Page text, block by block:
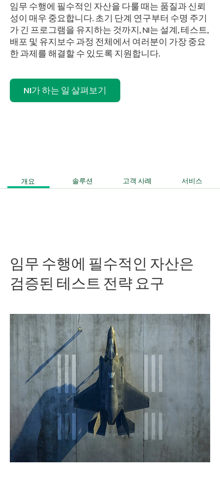
임무 수행에 필수적인 자산을 다룰 때는 품질과 신뢰
성이 매우 중요합니다. 초기 단계 연구부터 수명 주기
가 긴 프로그램을 유지하는 것까지, NI는 설계, 테스트,
배포 및 유지보수 과정 전체에서 여러분이 가장 중요
한 과제를 해결할 수 있도록 지원합니다.
NI가 하는 일 살펴보기
개요 솔루션 고객 사례 서비스​
임무 수행에 필수적인 자산은
검증된 테스트 전략 요구